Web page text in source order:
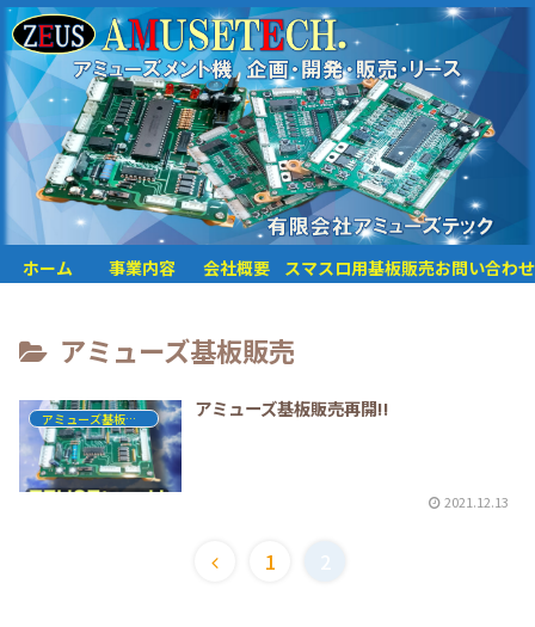
ホーム 事業内容 会社概要 スマスロ用基板販売お問い合わせ
アミューズ基板販売
アミューズ基板販売 アミューズ基板販売再開!!
2021.12.13
1